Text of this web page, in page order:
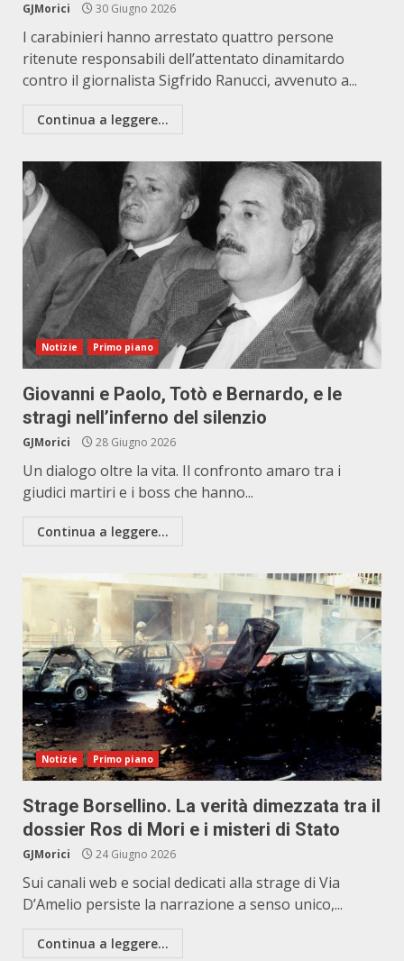
GJMorici 30 Giugno 2026
I carabinieri hanno arrestato quattro persone
ritenute responsabili dell’attentato dinamitardo
contro il giornalista Sigfrido Ranucci, avvenuto a...
Continua a leggere...
Notizie Primo piano
Giovanni e Paolo, Totò e Bernardo, e le
stragi nell’inferno del silenzio
GJMorici 28 Giugno 2026
Un dialogo oltre la vita. Il confronto amaro tra i
giudici martiri e i boss che hanno...
Continua a leggere...
Notizie Primo piano
Strage Borsellino. La verità dimezzata tra il
dossier Ros di Mori e i misteri di Stato
GJMorici 24 Giugno 2026
Sui canali web e social dedicati alla strage di Via
D’Amelio persiste la narrazione a senso unico,...
Continua a leggere...